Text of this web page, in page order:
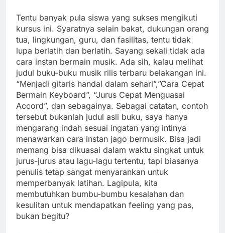
Tentu banyak pula siswa yang sukses mengikuti
kursus ini. Syaratnya selain bakat, dukungan orang
tua, lingkungan, guru, dan fasilitas, tentu tidak
lupa berlatih dan berlatih. Sayang sekali tidak ada
cara instan bermain musik. Ada sih, kalau melihat
judul buku-buku musik rilis terbaru belakangan ini.
“Menjadi gitaris handal dalam sehari”,”Cara Cepat
Bermain Keyboard”, “Jurus Cepat Menguasai
Accord”, dan sebagainya. Sebagai catatan, contoh
tersebut bukanlah judul asli buku, saya hanya
mengarang indah sesuai ingatan yang intinya
menawarkan cara instan jago bermusik. Bisa jadi
memang bisa dikuasai dalam waktu singkat untuk
jurus-jurus atau lagu-lagu tertentu, tapi biasanya
penulis tetap sangat menyarankan untuk
memperbanyak latihan. Lagipula, kita
membutuhkan bumbu-bumbu kesalahan dan
kesulitan untuk mendapatkan feeling yang pas,
bukan begitu?